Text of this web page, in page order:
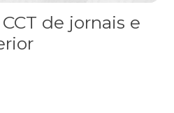
de jornais e